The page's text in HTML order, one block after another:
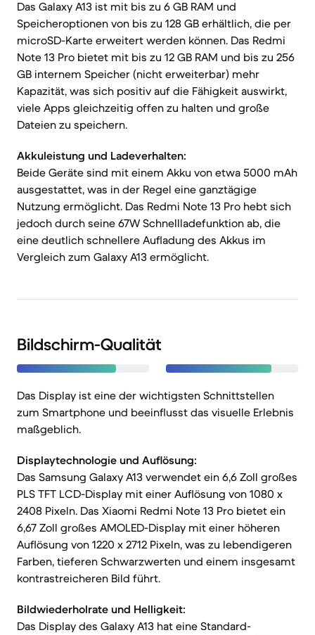
Das Galaxy A13 ist mit bis zu 6 GB RAM und
Speicheroptionen von bis zu 128 GB erhältlich, die per
microSD-Karte erweitert werden können. Das Redmi
Note 13 Pro bietet mit bis zu 12 GB RAM und bis zu 256
GB internem Speicher (nicht erweiterbar) mehr
Kapazität, was sich positiv auf die Fähigkeit auswirkt,
viele Apps gleichzeitig offen zu halten und große
Dateien zu speichern.
Akkuleistung und Ladeverhalten:
Beide Geräte sind mit einem Akku von etwa 5000 mAh
ausgestattet, was in der Regel eine ganztägige
Nutzung ermöglicht. Das Redmi Note 13 Pro hebt sich
jedoch durch seine 67W Schnellladefunktion ab, die
eine deutlich schnellere Aufladung des Akkus im
Vergleich zum Galaxy A13 ermöglicht.
Bildschirm-Qualität
Das Display ist eine der wichtigsten Schnittstellen
zum Smartphone und beeinflusst das visuelle Erlebnis
maßgeblich.
Displaytechnologie und Auflösung:
Das Samsung Galaxy A13 verwendet ein 6,6 Zoll großes
PLS TFT LCD-Display mit einer Auflösung von 1080 x
2408 Pixeln. Das Xiaomi Redmi Note 13 Pro bietet ein
6,67 Zoll großes AMOLED-Display mit einer höheren
Auflösung von 1220 x 2712 Pixeln, was zu lebendigeren
Farben, tieferen Schwarzwerten und einem insgesamt
kontrastreicheren Bild führt.
Bildwiederholrate und Helligkeit:
Das Display des Galaxy A13 hat eine Standard-